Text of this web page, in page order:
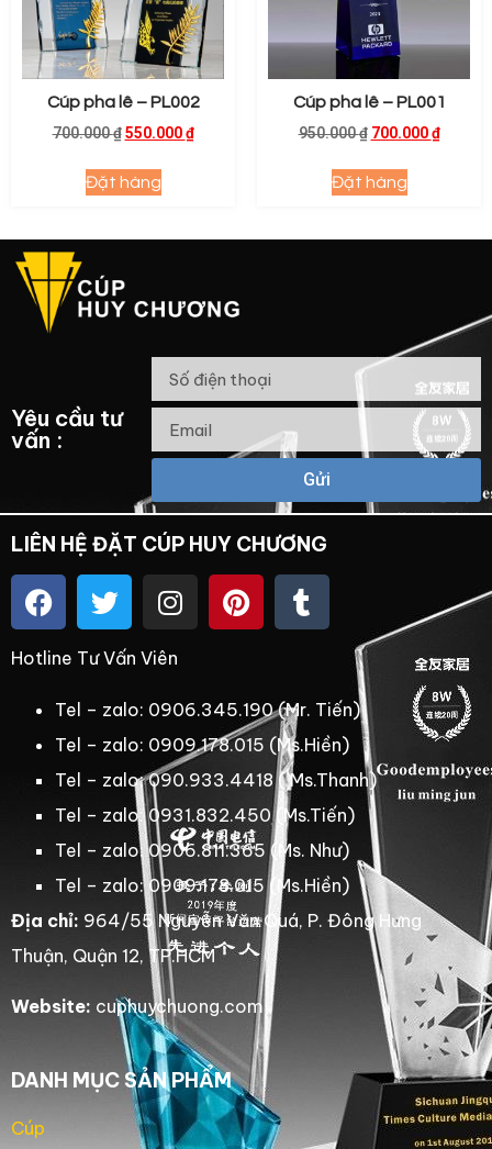
Cúp pha lê – PL002
700.000₫ 550.000₫
Đặt hàng
Cúp pha lê – PL001
950.000₫ 700.000₫
Đặt hàng
Yêu cầu tư
vấn :
Gửi
LIÊN HỆ ĐẶT CÚP HUY CHƯƠNG
Hotline Tư Vấn Viên
Tel – zalo: 0906.345.190 (Mr. Tiến)
Tel – zalo: 0909.178.015 (Ms.Hiền)
Tel – zalo: 090.933.4418 ( Ms.Thanh)
Tel – zalo: 0931.832.450 (Ms.Tiến)
Tel – zalo: 0906.811.365 (Ms. Như)
Tel – zalo: 0909.178.015 (Ms.Hiền)
Địa chỉ: 964/55 Nguyễn Văn Quá, P. Đông Hưng
Thuận, Quận 12, TP.HCM
Website: cuphuychuong.com
DANH MỤC SẢN PHẨM
Cúp